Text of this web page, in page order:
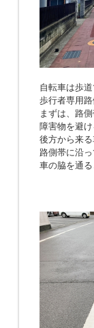
自転車は歩
歩行者専用
まずは、路
障害物を避
後方から来
路側帯に沿
車の脇を通